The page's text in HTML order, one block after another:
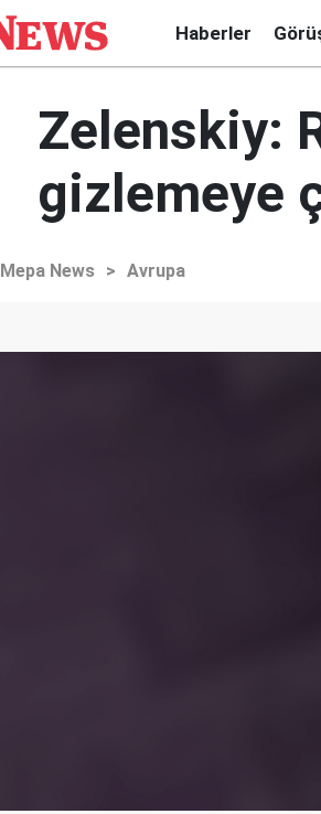
Haberler
Zelenskiy:
gizlemeye
Mepa News > Avrupa